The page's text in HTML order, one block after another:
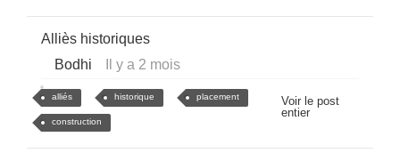
Alliès historiques
Bodhi
Il y a 2 mois
alliés historique placement
construction
Voir le post
entier